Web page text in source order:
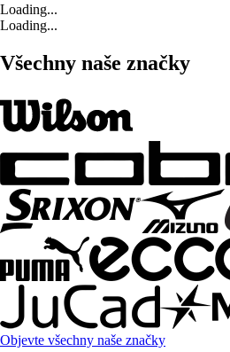
Loading...
Loading...
Všechny naše značky
Objevte všechny naše značky